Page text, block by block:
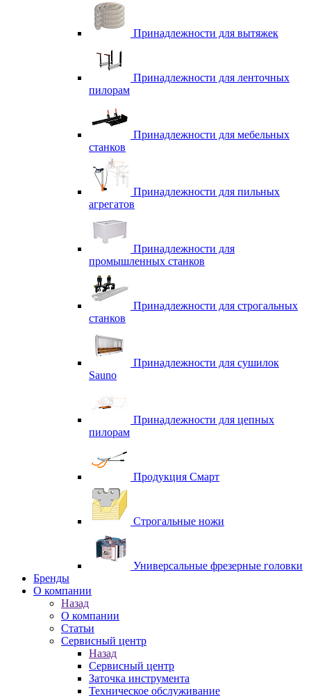
Принадлежности для вытяжек
Принадлежности для ленточных
пилорам
Принадлежности для мебельных
станков
Принадлежности для пильных
агрегатов
Принадлежности для
промышленных станков
Принадлежности для строгальных
станков
Принадлежности для сушилок
Sauno
Принадлежности для цепных
пилорам
Продукция Смарт
Строгальные ножи
Универсальные фрезерные головки
Бренды
O компании
Назад
O компании
Статьи
Сервисный центр
Назад
Сервисный центр
Заточка инструмента
Техническое обслуживание